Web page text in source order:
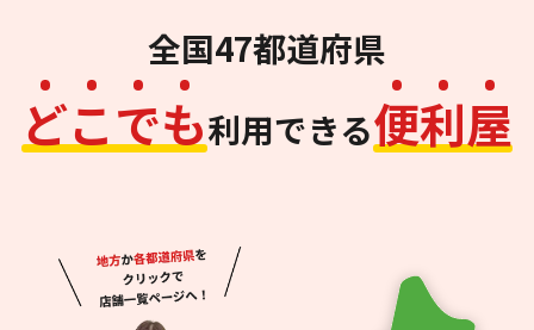
全国47都道府県
どこでも利用できる便利屋